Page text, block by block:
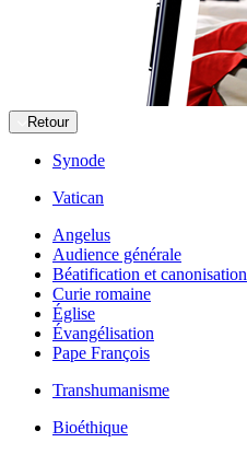
Retour
Synode
Vatican
Angelus
Audience générale
Béatification et canonisation
Curie romaine
Église
Évangélisation
Pape François
Transhumanisme
Bioéthique